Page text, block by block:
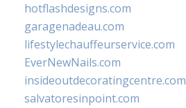
hotflashdesigns.com
garagenadeau.com
lifestylechauffeurservice.com
EverNewNails.com
insideoutdecoratingcentre.com
salvatoresinpoint.com